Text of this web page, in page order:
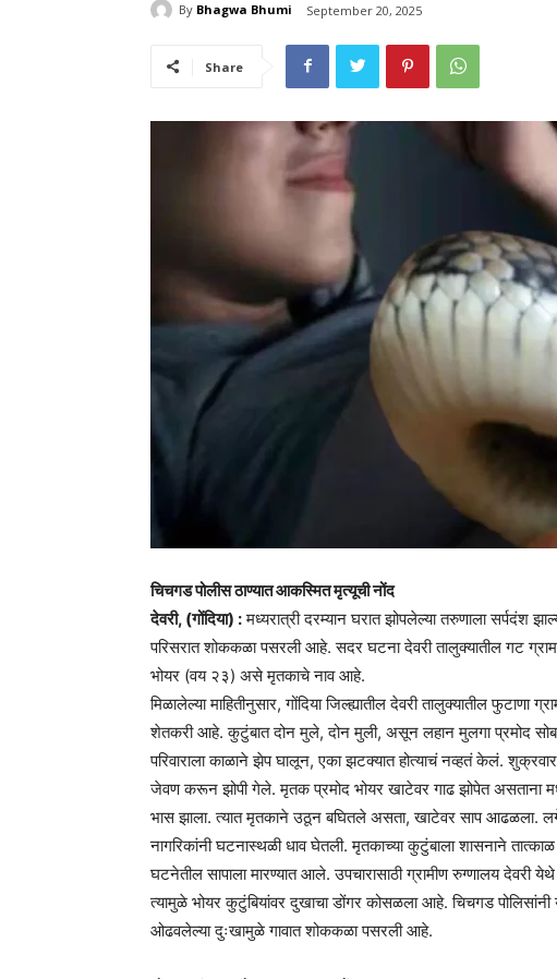
By Bhagwa Bhumi September 20, 2025
Share
चिचगड पोलीस ठाण्यात आकस्मित मृत्यूची नोंद
देवरी, (गोंदिया) :मध्यरात्री दरम्यान घरात झोपलेल्या तरुणाला सर्पदंश
परिसरात शोककळा पसरली आहे. सदर घटना देवरी तालुक्यातील गट
भोयर (वय २३) असे मृतकाचे नाव आहे.
मिळालेल्या माहितीनुसार, गोंदिया जिल्ह्यातील देवरी तालुक्यातील फुटाणा
शेतकरी आहे. कुटुंबात दोन मुले, दोन मुली, असून लहान मुलगा प्रमोद
परिवाराला काळाने झेप घालून, एका झटक्यात होत्याचं नव्हतं केलं.
जेवण करून झोपी गेले. मृतक प्रमोद भोयर खाटेवर गाढ झोपेत असताना
भास झाला. त्यात मृतकाने उठून बघितले असता, खाटेवर साप आढळला. लगेच
नागरिकांनी घटनास्थळी धाव घेतली. मृतकाच्या कुटुंबाला शासनाने
घटनेतील सापाला मारण्यात आले. उपचारासाठी ग्रामीण रुग्णालय देवरी
त्यामुळे भोयर कुटुंबियांवर दुखाचा डोंगर कोसळला आहे. चिचगड
ओढवलेल्या दुःखामुळे गावात शोककळा पसरली आहे.